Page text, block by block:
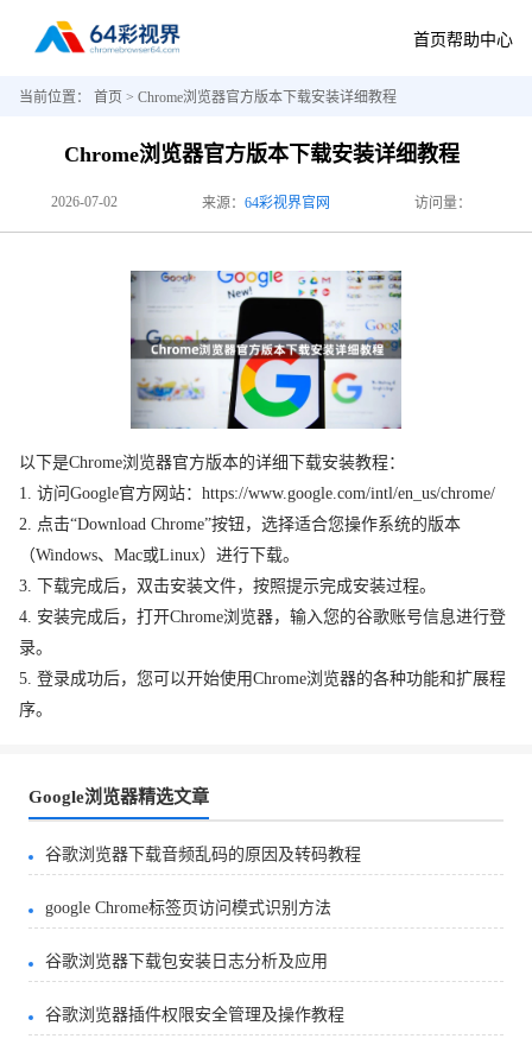
首页帮助中心
当前位置： 首页 > Chrome浏览器官方版本下载安装详细教程
Chrome浏览器官方版本下载安装详细教程
2026-07-02 来源： 64彩视界官网 访问量：
以下是Chrome浏览器官方版本的详细下载安装教程：
1. 访问Google官方网站：https://www.google.com/intl/en_us/chrome/
2. 点击“Download Chrome”按钮，选择适合您操作系统的版本
（Windows、Mac或Linux）进行下载。
3. 下载完成后，双击安装文件，按照提示完成安装过程。
4. 安装完成后，打开Chrome浏览器，输入您的谷歌账号信息进行登
录。
5. 登录成功后，您可以开始使用Chrome浏览器的各种功能和扩展程
序。
Google浏览器精选文章
谷歌浏览器下载音频乱码的原因及转码教程
google Chrome标签页访问模式识别方法
谷歌浏览器下载包安装日志分析及应用
谷歌浏览器插件权限安全管理及操作教程